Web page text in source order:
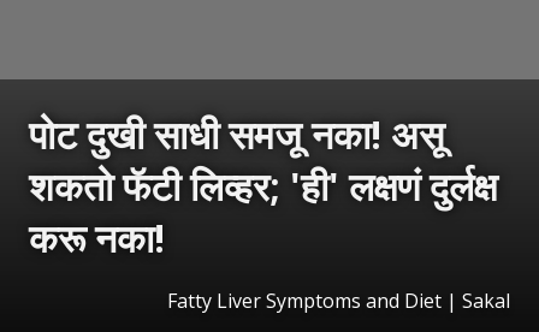
पोट दुखी साधी समजू नका! असू
शकतो फॅटी लिव्हर; 'ही' लक्षणं दुर्लक्ष
करू नका!
Fatty Liver Symptoms and Diet | Sakal